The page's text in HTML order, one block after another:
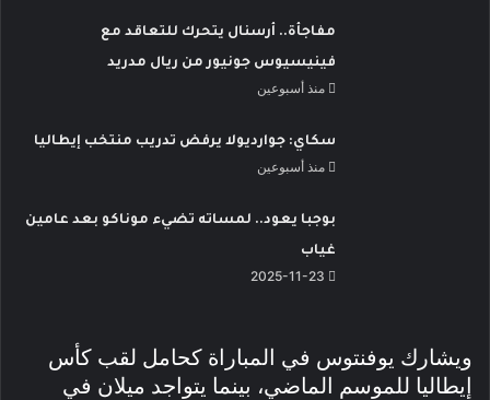
مفاجأة.. أرسنال يتحرك للتعاقد مع
فينيسيوس جونيور من ريال مدريد
منذ أسبوعين
سكاي: جوارديولا يرفض تدريب منتخب إيطاليا
منذ أسبوعين
بوجبا يعود.. لمساته تضيء موناكو بعد عامين
غياب
2025-11-23
ويشارك يوفنتوس في المباراة كحامل لقب كأس
إيطاليا للموسم الماضي، بينما يتواجد ميلان في